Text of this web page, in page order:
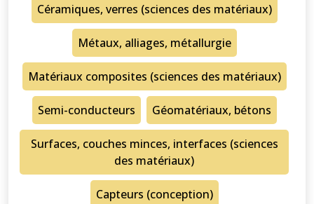
Céramiques, verres (sciences des matériaux)
Métaux, alliages, métallurgie
Matériaux composites (sciences des matériaux)
Semi-conducteurs Géomatériaux, bétons
Surfaces, couches minces, interfaces (sciences
des matériaux)
Capteurs (conception)